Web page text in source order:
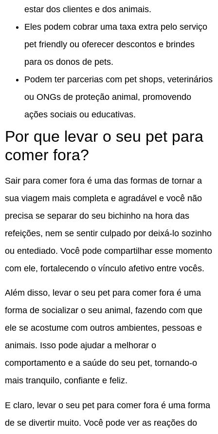
estar dos clientes e dos animais.
Eles podem cobrar uma taxa extra pelo serviço
pet friendly ou oferecer descontos e brindes
para os donos de pets.
Podem ter parcerias com pet shops, veterinários
ou ONGs de proteção animal, promovendo
ações sociais ou educativas.
Por que levar o seu pet para
comer fora?
Sair para comer fora é uma das formas de tornar a
sua viagem mais completa e agradável e você não
precisa se separar do seu bichinho na hora das
refeições, nem se sentir culpado por deixá-lo sozinho
ou entediado. Você pode compartilhar esse momento
com ele, fortalecendo o vínculo afetivo entre vocês.
Além disso, levar o seu pet para comer fora é uma
forma de socializar o seu animal, fazendo com que
ele se acostume com outros ambientes, pessoas e
animais. Isso pode ajudar a melhorar o
comportamento e a saúde do seu pet, tornando-o
mais tranquilo, confiante e feliz.
E claro, levar o seu pet para comer fora é uma forma
de se divertir muito. Você pode ver as reações do